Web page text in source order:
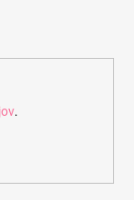
.